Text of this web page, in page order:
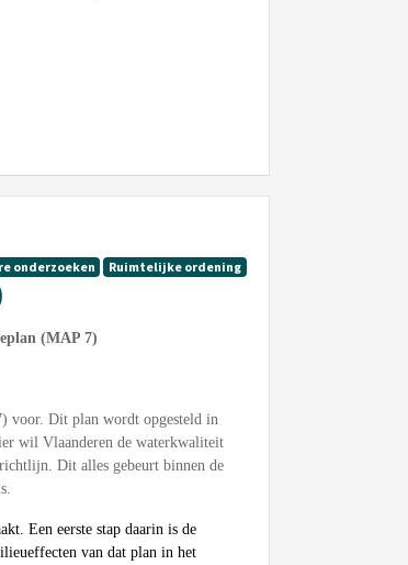
onderzoeken Ruimtelijke ordening
(MAP 7)
voor. Dit plan wordt opgesteld in
wil Vlaanderen de waterkwaliteit
Dit alles gebeurt binnen de
Een eerste stap daarin is de
van dat plan in het